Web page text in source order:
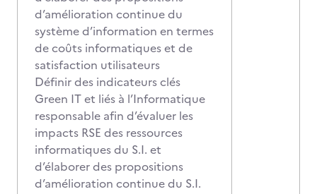
d’amélioration continue du
système d’information en termes
de coûts informatiques et de
satisfaction utilisateurs
Définir des indicateurs clés
Green IT et liés à l’Informatique
responsable afin d’évaluer les
impacts RSE des ressources
informatiques du S.I. et
d’élaborer des propositions
d’amélioration continue du S.I.